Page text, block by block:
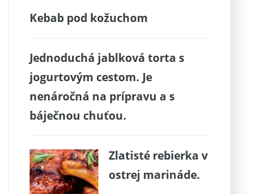
Kebab pod kožuchom
Jednoduchá jablková torta s
jogurtovým cestom. Je
nenáročná na prípravu a s
báječnou chuťou.
Zlatisté rebierka v
ostrej marináde.